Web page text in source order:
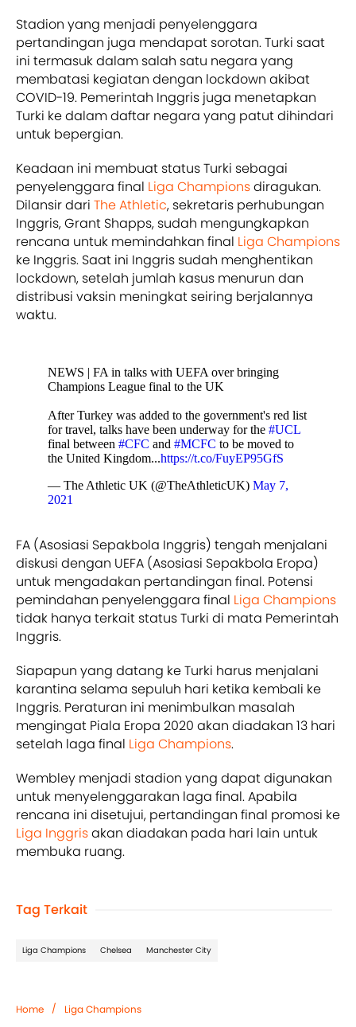
Stadion yang menjadi penyelenggara
pertandingan juga mendapat sorotan. Turki saat
ini termasuk dalam salah satu negara yang
membatasi kegiatan dengan lockdown akibat
COVID-19. Pemerintah Inggris juga menetapkan
Turki ke dalam daftar negara yang patut dihindari
untuk bepergian.
Keadaan ini membuat status Turki sebagai
penyelenggara final Liga Championsdiragukan.
Dilansir dari The Athletic, sekretaris perhubungan
Inggris, Grant Shapps, sudah mengungkapkan
rencana untuk memindahkan final Liga Champions
ke Inggris. Saat ini Inggris sudah menghentikan
lockdown, setelah jumlah kasus menurun dan
distribusi vaksin meningkat seiring berjalannya
waktu.
NEWS | FA in talks with UEFA over bringing
Champions League final to the UK
After Turkey was added to the government's red list
for travel, talks have been underway for the #UCL
final between #CFC and #MCFC to be moved to
the United Kingdom...https://t.co/FuyEP95GfS
— The Athletic UK (@TheAthleticUK) May 7,
2021
FA (Asosiasi Sepakbola Inggris) tengah menjalani
diskusi dengan UEFA (Asosiasi Sepakbola Eropa)
untuk mengadakan pertandingan final. Potensi
pemindahan penyelenggara final Liga Champions
tidak hanya terkait status Turki di mata Pemerintah
Inggris.
Siapapun yang datang ke Turki harus menjalani
karantina selama sepuluh hari ketika kembali ke
Inggris. Peraturan ini menimbulkan masalah
mengingat Piala Eropa 2020 akan diadakan 13 hari
setelah laga final Liga Champions.
Wembley menjadi stadion yang dapat digunakan
untuk menyelenggarakan laga final. Apabila
rencana ini disetujui, pertandingan final promosi ke
Liga Inggrisakan diadakan pada hari lain untuk
membuka ruang.
Tag Terkait
Liga Champions Chelsea Manchester City
Home / Liga Champions